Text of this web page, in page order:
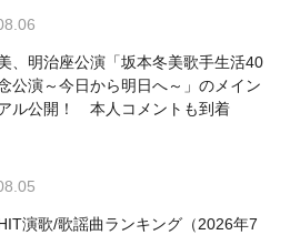
、明治座公演「坂本冬美歌手生活40
公演～今日から明日へ～」のメイン
ル公開！ 本人コメントも到着
演歌/歌謡曲ランキング（2026年7